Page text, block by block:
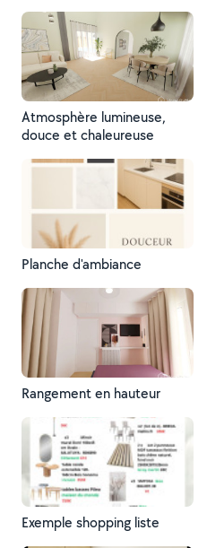
Atmosphère lumineuse,
douce et chaleureuse
Planche d'ambiance
Rangement en hauteur
Exemple shopping liste